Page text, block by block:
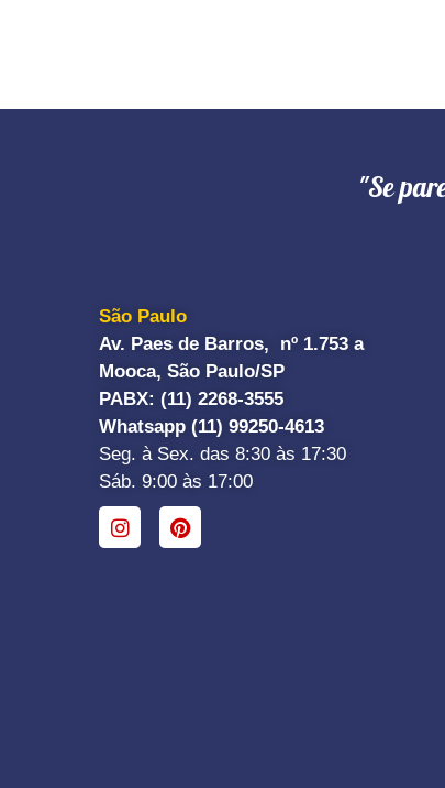
"Se
São Paulo
Av. Paes de Barros, nº 1.753 a
Mooca, São Paulo/SP
PABX: (11) 2268-3555
Whatsapp (11) 99250-4613
Seg. à Sex. das 8:30 às 17:30
Sáb. 9:00 às 17:00